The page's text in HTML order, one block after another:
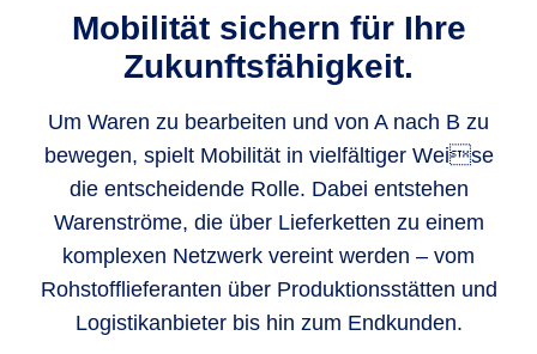
Mobilität sichern für Ihre
Zukunftsfähigkeit.
Um Waren zu bearbeiten und von A nach B zu
bewegen, spielt Mobilität in vielfältiger Weise
die entscheidende Rolle. Dabei entstehen
Warenströme, die über Lieferketten zu einem
komplexen Netzwerk vereint werden – vom
Rohstofflieferanten über Produktionsstätten und
Logistikanbieter bis hin zum Endkunden.